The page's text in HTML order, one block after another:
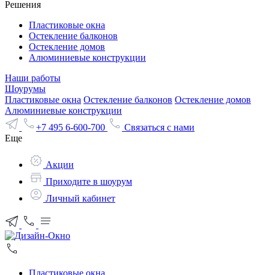
Решения
Пластиковые окна
Остекление балконов
Остекление домов
Алюминиевые конструкции
Наши работы
Шоурумы
Пластиковые окна Остекление балконов Остекление домов
Алюминиевые конструкции
+7 495 6-600-700
Связаться с нами
Еще
Акции
Приходите в шоурум
Личный кабинет
Пластиковые окна